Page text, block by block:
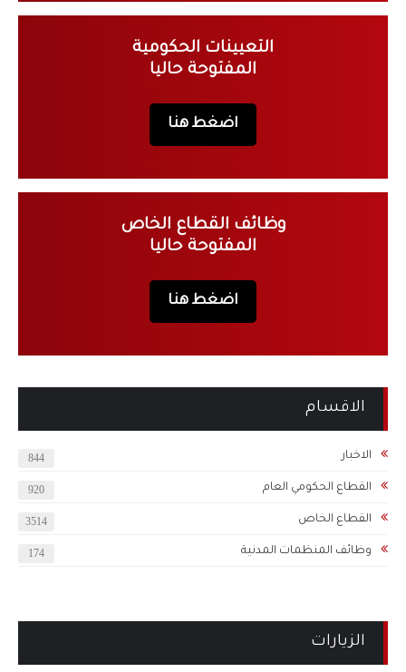
التعيينات الحكومية
المفتوحة حاليا
اضغط هنا
وظائف القطاع الخاص
المفتوحة حاليا
اضغط هنا
الاقسام
الاخبار 844
القطاع الحكومي العام 920
القطاع الخاص 3514
وظائف المنظمات المدنية 174
الزيارات